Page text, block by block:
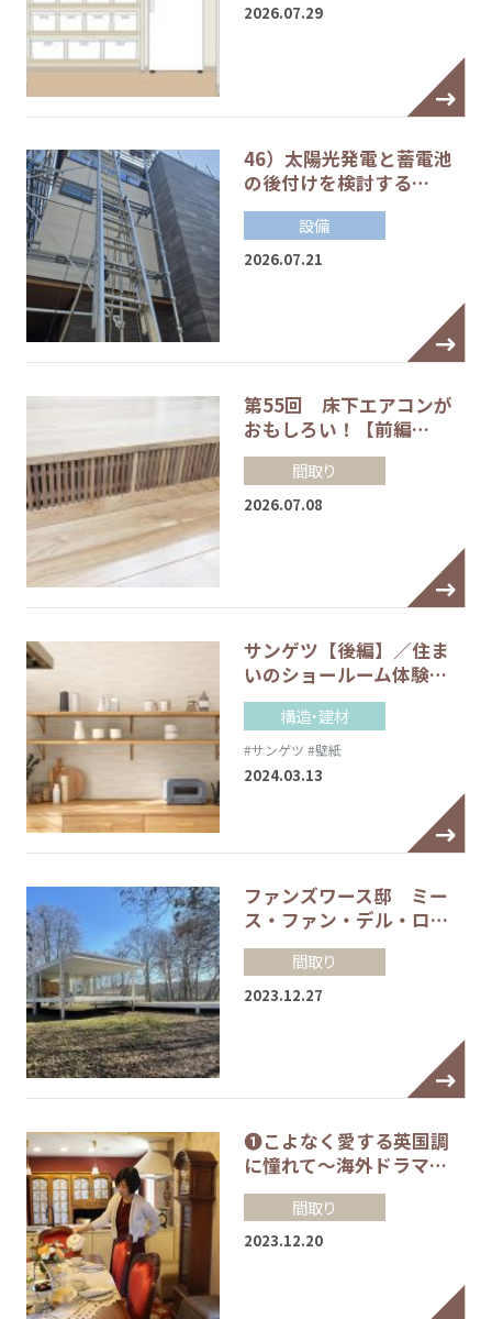
2026.07.29
46）太陽光発電と蓄電池
の後付けを検討する…
設備
2026.07.21
第55回 床下エアコンが
おもしろい！【前編…
間取り
2026.07.08
サンゲツ【後編】／住ま
いのショールーム体験…
構造・建材
#サンゲツ #壁紙
2024.03.13
ファンズワース邸 ミー
ス・ファン・デル・ロ…
間取り
2023.12.27
❶こよなく愛する英国調
に憧れて～海外ドラマ…
間取り
2023.12.20